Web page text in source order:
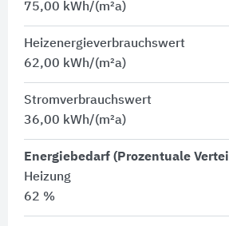
75,00 kWh/(m²a)
Heizenergieverbrauchswert
62,00 kWh/(m²a)
Stromverbrauchswert
36,00 kWh/(m²a)
Energiebedarf (Prozentuale
Heizung
62 %